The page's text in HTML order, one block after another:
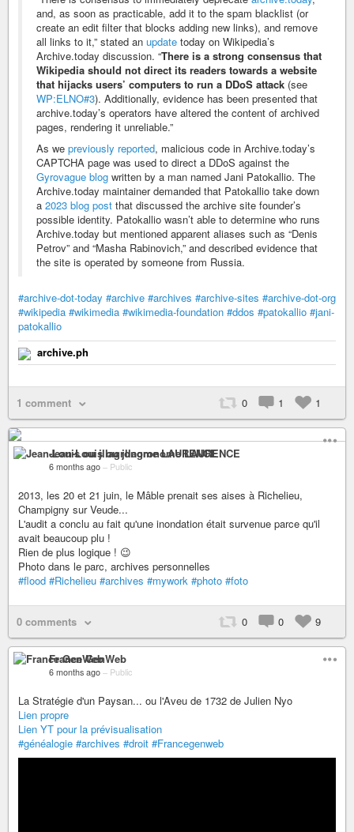
and, as soon as practicable, add it to the spam blacklist (or
create an edit filter that blocks adding new links), and remove
all links to it,” stated an update today on Wikipedia’s
Archive.today discussion. “There is a strong consensus that
Wikipedia should not direct its readers towards a website
that hijacks users’ computers to run a DDoS attack (see
WP:ELNO#3). Additionally, evidence has been presented that
archive.today’s operators have altered the content of archived
pages, rendering it unreliable.”
As we previously reported, malicious code in Archive.today’s
CAPTCHA page was used to direct a DDoS against the
Gyrovague blog written by a man named Jani Patokallio. The
Archive.today maintainer demanded that Patokallio take down
a 2023 blog post that discussed the archive site founder’s
possible identity. Patokallio wasn’t able to determine who runs
Archive.today but mentioned apparent aliases such as “Denis
Petrov” and “Masha Rabinovich,” and described evidence that
the site is operated by someone from Russia.
#archive-dot-today #archive #archives #archive-sites #archive-dot-org
#wikipedia #wikimedia #wikimedia-foundation #ddos #patokallio #jani-
patokallio
archive.ph
1 comment 0 1 1
Jean-Louis ou jllagronome LAURENCE
6 months ago – Public
2013, les 20 et 21 juin, le Mâble prenait ses aises à Richelieu,
Champigny sur Veude...
L'audit a conclu au fait qu'une inondation était survenue parce qu'il
avait beaucoup plu !
Rien de plus logique ! 😉
Photo dans le parc, archives personnelles
#flood #Richelieu #archives #mywork #photo #foto
0 comments 0 0 9
France GenWeb
6 months ago – Public
La Stratégie d'un Paysan... ou l'Aveu de 1732 de Julien Nyo
Lien propre
Lien YT pour la prévisualisation
#généalogie #archives #droit #Francegenweb